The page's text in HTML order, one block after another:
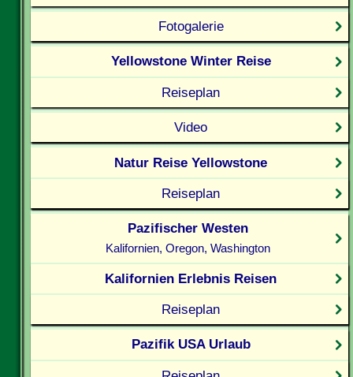
Fotogalerie
Yellowstone Winter Reise
Reiseplan
Video
Natur Reise Yellowstone
Reiseplan
Pazifischer Westen
Kalifornien, Oregon, Washington
Kalifornien Erlebnis Reisen
Reiseplan
Pazifik USA Urlaub